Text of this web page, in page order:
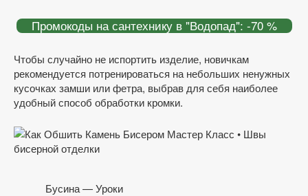
Промокоды на сантехнику в "Водопад": -70 %
Чтобы случайно не испортить изделие, новичкам
рекомендуется потренироваться на небольших ненужных
кусочках замши или фетра, выбрав для себя наиболее
удобный способ обработки кромки.
Бусина — Уроки